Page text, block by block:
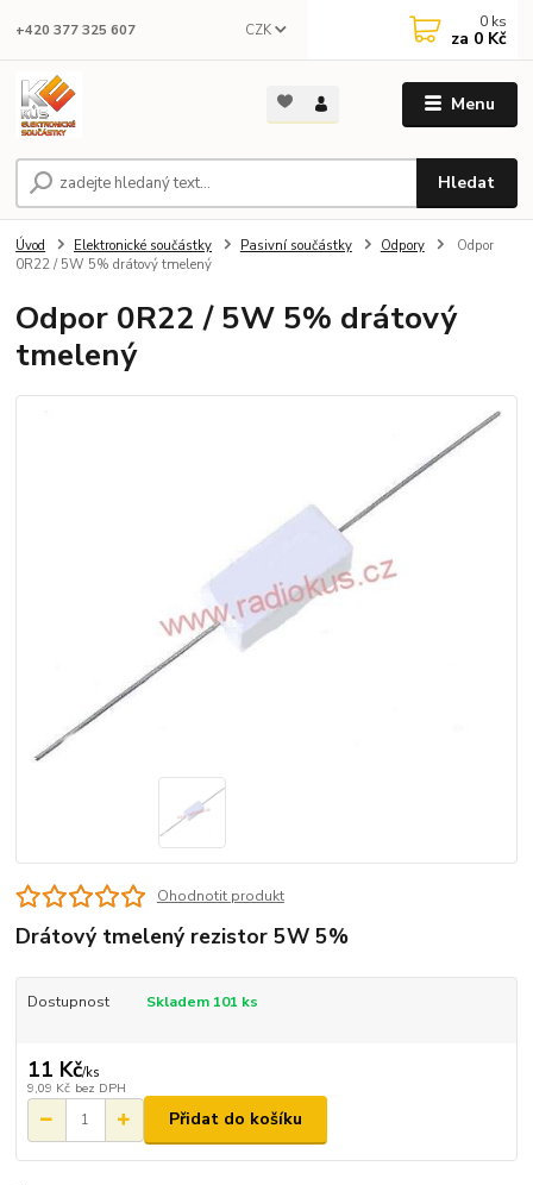
Menu
CZK
Hledat
+420 377 325 607 0 ks
za 0 Kč
Úvod Elektronické součástky Pasivní součástky Odpory
Odpor
0R22 / 5W 5% drátový tmelený
Odpor 0R22 / 5W 5% drátový
tmelený
Ohodnotit produkt
Drátový tmelený rezistor 5W 5%
Dostupnost Skladem 101 ks
11 Kč/ks
9,09 Kč bez DPH
Přidat do košíku